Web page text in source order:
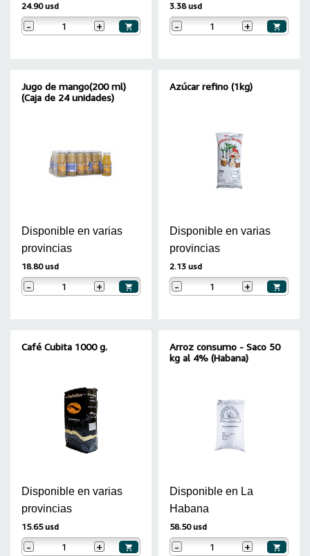
24.90 usd
- +
3.38 usd
- +
Jugo de mango(200 ml)
(Caja de 24 unidades)
Disponible en varias
provincias
18.80 usd
- +
Azúcar refino (1kg)
Disponible en varias
provincias
2.13 usd
- +
Café Cubita 1000 g.
Disponible en varias
provincias
15.65 usd
- +
Arroz consumo - Saco 50
kg al 4% (Habana)
Disponible en La
Habana
58.50 usd
- +